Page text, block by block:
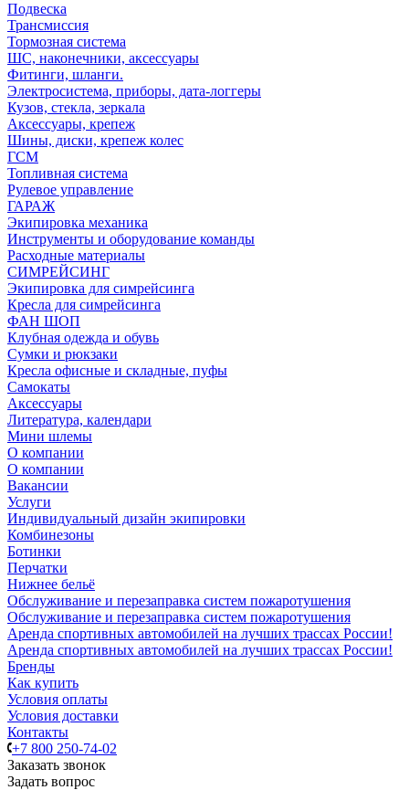
Подвеска
Трансмиссия
Тормозная система
ШС, наконечники, аксессуары
Фитинги, шланги.
Электросистема, приборы, дата-логгеры
Кузов, стекла, зеркала
Аксессуары, крепеж
Шины, диски, крепеж колес
ГСМ
Топливная система
Рулевое управление
ГАРАЖ
Экипировка механика
Инструменты и оборудование команды
Расходные материалы
СИМРЕЙСИНГ
Экипировка для симрейсинга
Кресла для симрейсинга
ФАН ШОП
Клубная одежда и обувь
Сумки и рюкзаки
Кресла офисные и складные, пуфы
Самокаты
Аксессуары
Литература, календари
Мини шлемы
О компании
О компании
Вакансии
Услуги
Индивидуальный дизайн экипировки
Комбинезоны
Ботинки
Перчатки
Нижнее бельё
Обслуживание и перезаправка систем пожаротушения
Обслуживание и перезаправка систем пожаротушения
Аренда спортивных автомобилей на лучших трассах России!
Аренда спортивных автомобилей на лучших трассах России!
Бренды
Как купить
Условия оплаты
Условия доставки
Контакты
+7 800 250-74-02
Заказать звонок
Задать вопрос